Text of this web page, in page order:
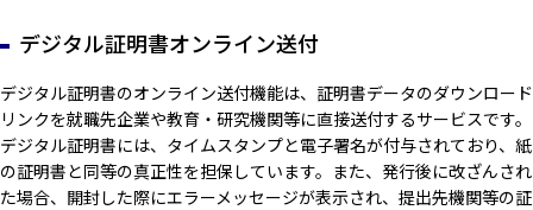
デジタル証明書オンライン送付
デジタル証明書のオンライン送付機能は、証明書データのダウンロード
リンクを就職先企業や教育・研究機関等に直接送付するサービスです。
デジタル証明書には、タイムスタンプと電子署名が付与されており、紙
の証明書と同等の真正性を担保しています。また、発行後に改ざんされ
た場合、開封した際にエラーメッセージが表示され、提出先機関等の証